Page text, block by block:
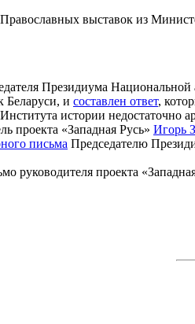
выставок из
Президиума
Беларуси, и составлен ответ,
истории
проекта «Западная Русь» Игорь
письма Председателю
руководителя проекта